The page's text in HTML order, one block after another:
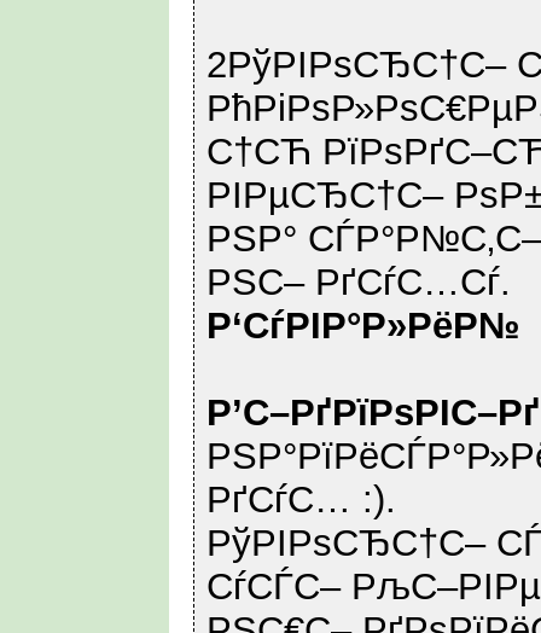
2РўРІРѕСЂС†С–
С†СЋ
РІРµСЂС†С–
РЅР°
РЅС– РґСѓС…Сѓ.
Р‘СѓРІР°Р»РёР№
РґСѓС… :).
РўРІРѕСЂС†С–
СѓСЃС–